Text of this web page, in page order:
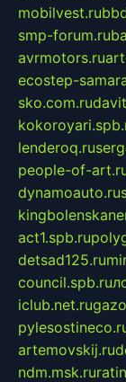
mobilvest.ru
smp-forum.ru
avrmotors.ru
ecostep-
sko.com.ru
lenderoq.ru
people-of-
dynamoauto.ru
act1.spb.ru
detsad125.ru
council.spb.ru
iclub.net.ru
artemovskij.ru
ndm.msk.ru